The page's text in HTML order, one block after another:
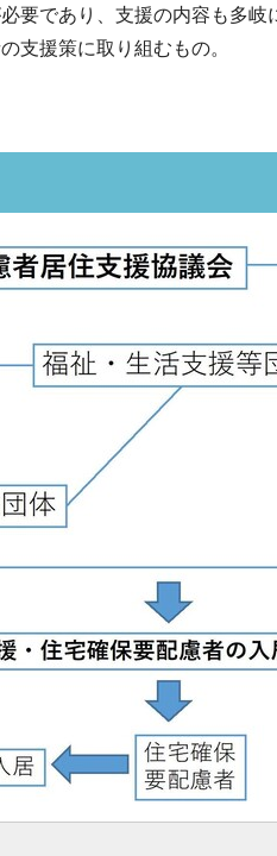
であり、支援の内容も多岐
支援策に取り組むもの。